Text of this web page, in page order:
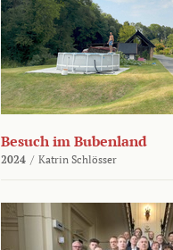
Besuch im Bubenland
2024 / Katrin Schlösser